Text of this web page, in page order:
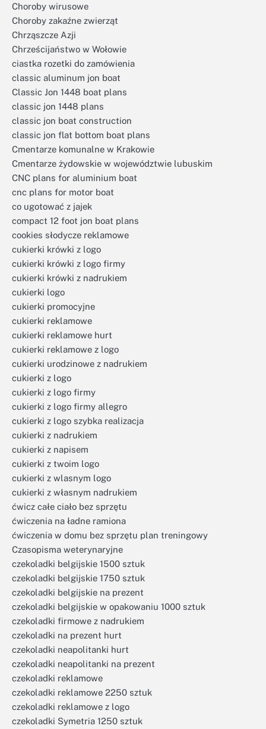
Choroby wirusowe
Choroby zakaźne zwierząt
Chrząszcze Azji
Chrześcijaństwo w Wołowie
ciastka rozetki do zamówienia
classic aluminum jon boat
Classic Jon 1448 boat plans
classic jon 1448 plans
classic jon boat construction
classic jon flat bottom boat plans
Cmentarze komunalne w Krakowie
Cmentarze żydowskie w województwie lubuskim
CNC plans for aluminium boat
cnc plans for motor boat
co ugotować z jajek
compact 12 foot jon boat plans
cookies słodycze reklamowe
cukierki krówki z logo
cukierki krówki z logo firmy
cukierki krówki z nadrukiem
cukierki logo
cukierki promocyjne
cukierki reklamowe
cukierki reklamowe hurt
cukierki reklamowe z logo
cukierki urodzinowe z nadrukiem
cukierki z logo
cukierki z logo firmy
cukierki z logo firmy allegro
cukierki z logo szybka realizacja
cukierki z nadrukiem
cukierki z napisem
cukierki z twoim logo
cukierki z wlasnym logo
cukierki z własnym nadrukiem
ćwicz całe ciało bez sprzętu
ćwiczenia na ładne ramiona
ćwiczenia w domu bez sprzętu plan treningowy
Czasopisma weterynaryjne
czekoladki belgijskie 1500 sztuk
czekoladki belgijskie 1750 sztuk
czekoladki belgijskie na prezent
czekoladki belgijskie w opakowaniu 1000 sztuk
czekoladki firmowe z nadrukiem
czekoladki na prezent hurt
czekoladki neapolitanki hurt
czekoladki neapolitanki na prezent
czekoladki reklamowe
czekoladki reklamowe 2250 sztuk
czekoladki reklamowe z logo
czekoladki Symetria 1250 sztuk